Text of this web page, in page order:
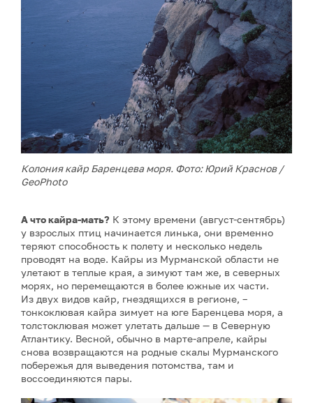
Колония кайр Баренцева моря. Фото: Юрий Краснов /
GeoPhoto
А что кайра-мать? К этому времени (август-сентябрь)
у взрослых птиц начинается линька, они временно
теряют способность к полету и несколько недель
проводят на воде. Кайры из Мурманской области не
улетают в теплые края, а зимуют там же, в северных
морях, но перемещаются в более южные их части.
Из двух видов кайр, гнездящихся в регионе, –
тонкоклювая кайра зимует на юге Баренцева моря, а
толстоклювая может улетать дальше — в Северную
Атлантику. Весной, обычно в марте-апреле, кайры
снова возвращаются на родные скалы Мурманского
побережья для выведения потомства, там и
воссоединяются пары.